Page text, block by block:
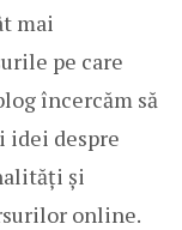
mai
pe care
încercăm să
idei despre
și
online.